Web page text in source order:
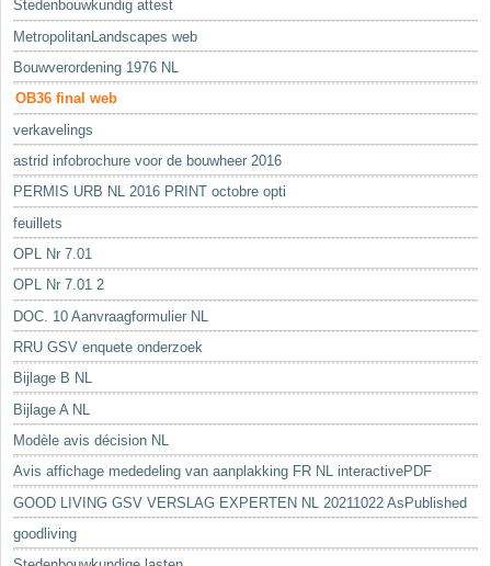
Stedenbouwkundig attest
MetropolitanLandscapes web
Bouwverordening 1976 NL
OB36 final web
verkavelings
astrid infobrochure voor de bouwheer 2016
PERMIS URB NL 2016 PRINT octobre opti
feuillets
OPL Nr 7.01
OPL Nr 7.01 2
DOC. 10 Aanvraagformulier NL
RRU GSV enquete onderzoek
Bijlage B NL
Bijlage A NL
Modèle avis décision NL
Avis affichage mededeling van aanplakking FR NL interactivePDF
GOOD LIVING GSV VERSLAG EXPERTEN NL 20211022 AsPublished
goodliving